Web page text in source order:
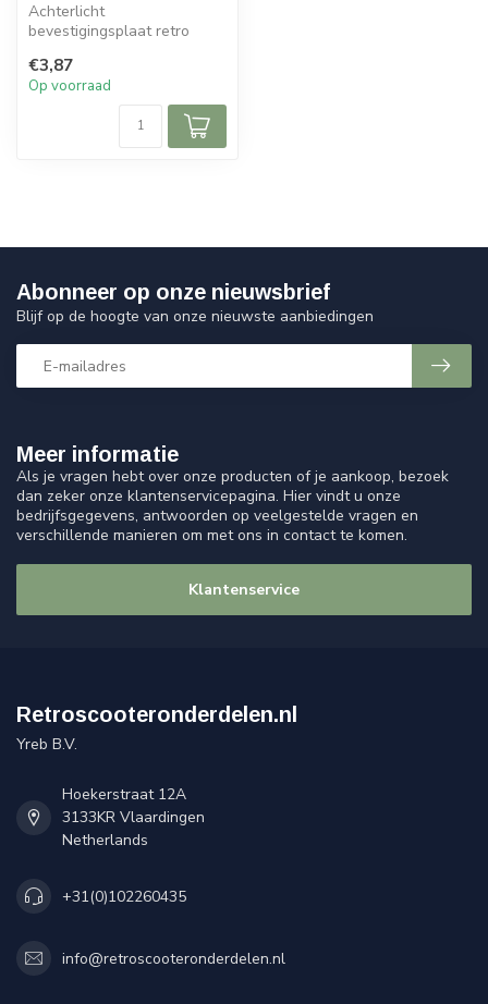
Achterlicht
bevestigingsplaat retro
€3,87
Op voorraad
Meer informatie
Als je vragen hebt over onze producten of je aankoop, bezoek
dan zeker onze klantenservicepagina. Hier vindt u onze
bedrijfsgegevens, antwoorden op veelgestelde vragen en
verschillende manieren om met ons in contact te komen.
Klantenservice
Abonneer op onze nieuwsbrief
Blijf op de hoogte van onze nieuwste aanbiedingen
Retroscooteronderdelen.nl
Yreb B.V.
Hoekerstraat 12A
3133KR Vlaardingen
Netherlands
+31(0)102260435
info@retroscooteronderdelen.nl